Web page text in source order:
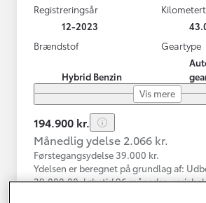
Registreringsår
12-2023
Brændstof
Hybrid Benzin
Geartype
Vis mere
194.900 kr.
Månedlig ydelse 2.066 kr.
Førstegangsydelse 39.000 kr.
Ydelsen er beregnet på grundlag af:
39.000,00, løbetid 96 måneder,